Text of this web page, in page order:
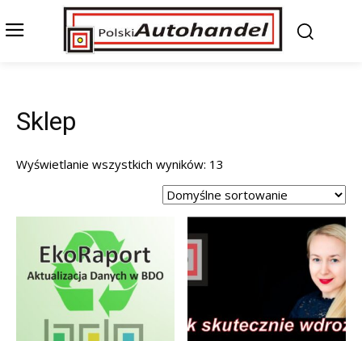
Sklep
Wyświetlanie wszystkich wyników: 13